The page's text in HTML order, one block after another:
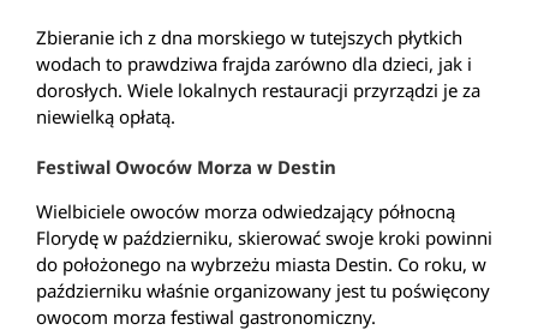
Zbieranie ich z dna morskiego w tutejszych płytkich
wodach to prawdziwa frajda zarówno dla dzieci, jak i
dorosłych. Wiele lokalnych restauracji przyrządzi je za
niewielką opłatą.
Festiwal Owoców Morza w Destin
Wielbiciele owoców morza odwiedzający północną
Florydę w październiku, skierować swoje kroki powinni
do położonego na wybrzeżu miasta Destin. Co roku, w
październiku właśnie organizowany jest tu poświęcony
owocom morza festiwal gastronomiczny.